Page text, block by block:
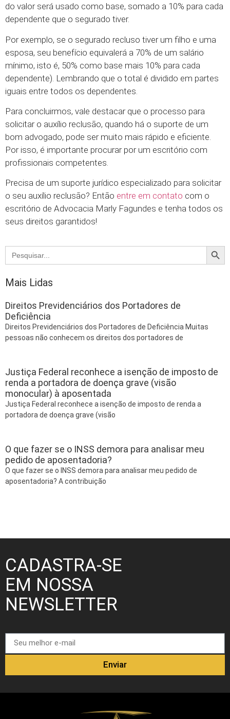
do valor será usado como base, somado a 10% para cada
dependente que o segurado tiver.
Por exemplo, se o segurado recluso tiver um filho e uma
esposa, seu benefício equivalerá a 70% de um salário
mínimo, isto é, 50% como base mais 10% para cada
dependente). Lembrando que o total é dividido em partes
iguais entre todos os dependentes.
Para concluirmos, vale destacar que o processo para
solicitar o auxílio reclusão, quando há o suporte de um
bom advogado, pode ser muito mais rápido e eficiente.
Por isso, é importante procurar por um escritório com
profissionais competentes.
Precisa de um suporte jurídico especializado para solicitar
o seu auxílio reclusão? Então entre em contato com o
escritório de Advocacia Marly Fagundes e tenha todos os
seus direitos garantidos!
Search
for:
Mais Lidas
Direitos Previdenciários dos Portadores de
Deficiência
Direitos Previdenciários dos Portadores de Deficiência Muitas
pessoas não conhecem os direitos dos portadores de
Justiça Federal reconhece a isenção de imposto de
renda a portadora de doença grave (visão
monocular) à aposentada
Justiça Federal reconhece a isenção de imposto de renda a
portadora de doença grave (visão
O que fazer se o INSS demora para analisar meu
pedido de aposentadoria?
O que fazer se o INSS demora para analisar meu pedido de
aposentadoria? A contribuição
CADASTRA-SE
EM NOSSA
NEWSLETTER
Enviar